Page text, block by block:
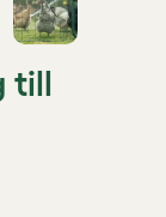
till